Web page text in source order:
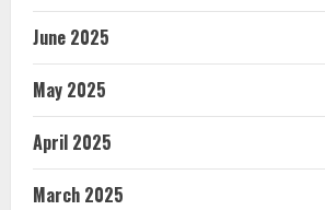
June 2025
May 2025
April 2025
March 2025